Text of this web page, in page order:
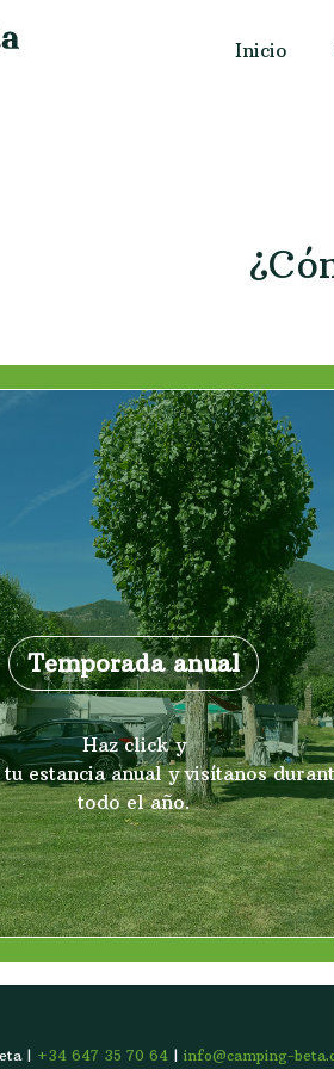
Inicio
Temporada anual
Haz click y
tu estancia anual y visítanos
todo el año.
| +34 647 35 70 64 | info@camping-